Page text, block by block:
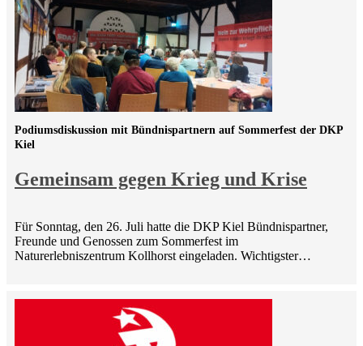
Gemeinsam gegen Krieg und Krise
Podiumsdiskussion mit Bündnispartnern auf Sommerfest der DKP
Kiel
Für Sonntag, den 26. Juli hatte die DKP Kiel Bündnispartner,
Freunde und Genossen zum Sommerfest im
Naturerlebniszentrum Kollhorst eingeladen. Wichtigster…